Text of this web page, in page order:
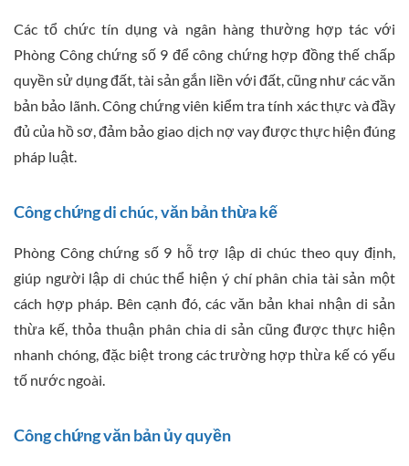
Các tổ chức tín dụng và ngân hàng thường hợp tác với
Phòng Công chứng số 9 để công chứng hợp đồng thế chấp
quyền sử dụng đất, tài sản gắn liền với đất, cũng như các văn
bản bảo lãnh. Công chứng viên kiểm tra tính xác thực và đầy
đủ của hồ sơ, đảm bảo giao dịch nợ vay được thực hiện đúng
pháp luật.
Công chứng di chúc, văn bản thừa kế
Phòng Công chứng số 9 hỗ trợ lập di chúc theo quy định,
giúp người lập di chúc thể hiện ý chí phân chia tài sản một
cách hợp pháp. Bên cạnh đó, các văn bản khai nhận di sản
thừa kế, thỏa thuận phân chia di sản cũng được thực hiện
nhanh chóng, đặc biệt trong các trường hợp thừa kế có yếu
tố nước ngoài.
Công chứng văn bản ủy quyền